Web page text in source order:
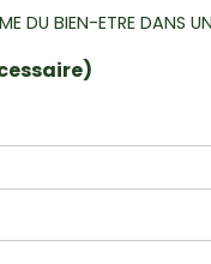
DU BIEN-ETRE DANS